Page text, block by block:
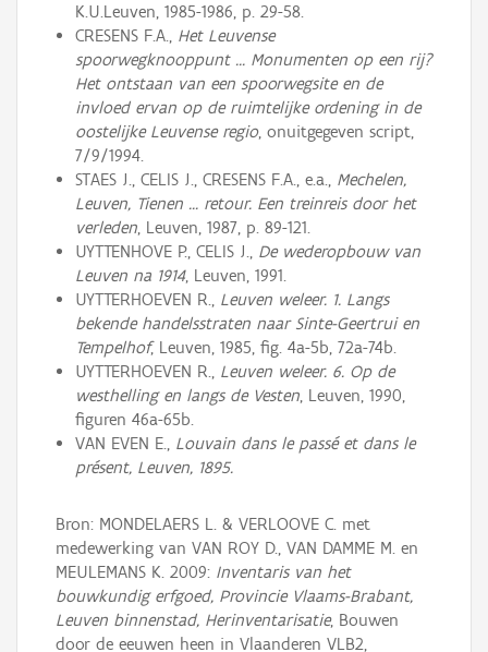
K.U.Leuven, 1985-1986, p. 29-58.
CRESENS F.A., Het Leuvense
spoorwegknooppunt ... Monumenten op een rij?
Het ontstaan van een spoorwegsite en de
invloed ervan op de ruimtelijke ordening in de
oostelijke Leuvense regio, onuitgegeven script,
7/9/1994.
STAES J., CELIS J., CRESENS F.A., e.a., Mechelen,
Leuven, Tienen ... retour. Een treinreis door het
verleden, Leuven, 1987, p. 89-121.
UYTTENHOVE P., CELIS J., De wederopbouw van
Leuven na 1914, Leuven, 1991.
UYTTERHOEVEN R., Leuven weleer. 1. Langs
bekende handelsstraten naar Sinte-Geertrui en
Tempelhof, Leuven, 1985, fig. 4a-5b, 72a-74b.
UYTTERHOEVEN R., Leuven weleer. 6. Op de
westhelling en langs de Vesten, Leuven, 1990,
figuren 46a-65b.
VAN EVEN E., Louvain dans le passé et dans le
présent, Leuven, 1895.
Bron: MONDELAERS L. & VERLOOVE C. met
medewerking van VAN ROY D., VAN DAMME M. en
MEULEMANS K. 2009: Inventaris van het
bouwkundig erfgoed, Provincie Vlaams-Brabant,
Leuven binnenstad, Herinventarisatie, Bouwen
door de eeuwen heen in Vlaanderen VLB2,